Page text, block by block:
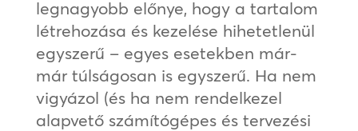
legnagyobb előnye, hogy a tartalom
létrehozása és kezelése hihetetlenül
egyszerű ‒ egyes esetekben már-
már túlságosan is egyszerű. Ha nem
vigyázol (és ha nem rendelkezel
alapvető számítógépes és tervezési